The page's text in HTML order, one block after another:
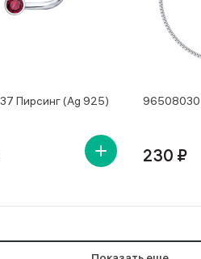
Пирсинг (Ag 925)
230 ₽